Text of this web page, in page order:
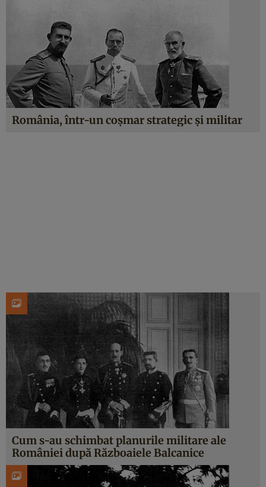
România, într-un coșmar strategic și militar
Cum s-au schimbat planurile militare ale
României după Războaiele Balcanice